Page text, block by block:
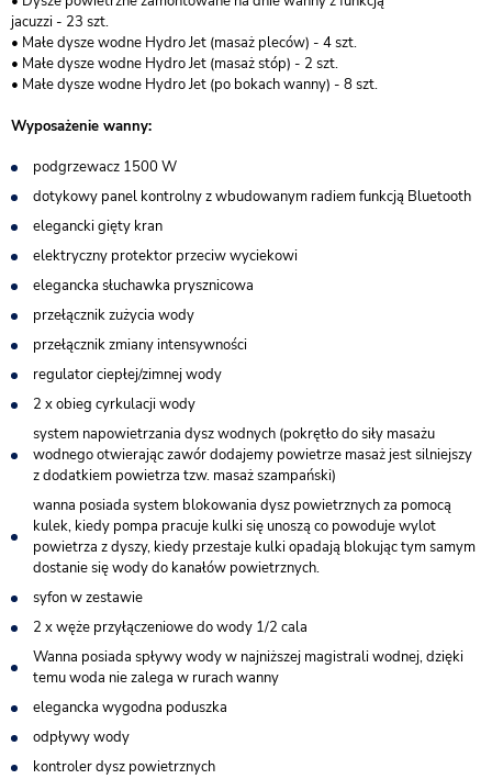
jacuzzi - 23 szt.
• Małe dysze wodne Hydro Jet (masaż pleców) - 4 szt.
• Małe dysze wodne Hydro Jet (masaż stóp) - 2 szt.
• Małe dysze wodne Hydro Jet (po bokach wanny) - 8 szt.
Wyposażenie wanny:
podgrzewacz 1500 W
dotykowy panel kontrolny z wbudowanym radiem funkcją Bluetooth
elegancki gięty kran
elektryczny protektor przeciw wyciekowi
elegancka słuchawka prysznicowa
przełącznik zużycia wody
przełącznik zmiany intensywności
regulator ciepłej/zimnej wody
2 x obieg cyrkulacji wody
system napowietrzania dysz wodnych (pokrętło do siły masażu
wodnego otwierając zawór dodajemy powietrze masaż jest silniejszy
z dodatkiem powietrza tzw. masaż szampański)
wanna posiada system blokowania dysz powietrznych za pomocą
kulek, kiedy pompa pracuje kulki się unoszą co powoduje wylot
powietrza z dyszy, kiedy przestaje kulki opadają blokując tym samym
dostanie się wody do kanałów powietrznych.
syfon w zestawie
2 x węże przyłączeniowe do wody 1/2 cala
Wanna posiada spływy wody w najniższej magistrali wodnej, dzięki
temu woda nie zalega w rurach wanny
elegancka wygodna poduszka
odpływy wody
kontroler dysz powietrznych